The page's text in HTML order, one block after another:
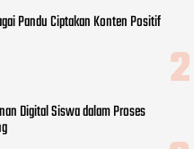
Pandu Ciptakan Konten Positif
Digital Siswa dalam Proses